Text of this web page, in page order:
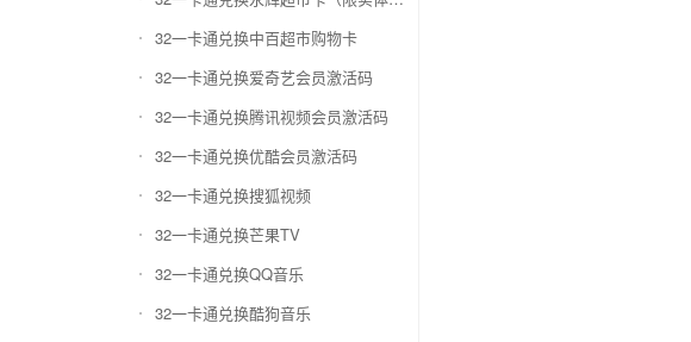
32一卡通兑换中百超市购物卡
32一卡通兑换爱奇艺会员激活码
32一卡通兑换腾讯视频会员激活码
32一卡通兑换优酷会员激活码
32一卡通兑换搜狐视频
32一卡通兑换芒果TV
32一卡通兑换QQ音乐
32一卡通兑换酷狗音乐